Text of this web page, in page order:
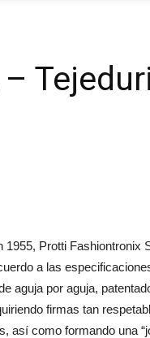
1955, Protti Fashiontronix
a las
aguja por aguja,
firmas tan
como formando una